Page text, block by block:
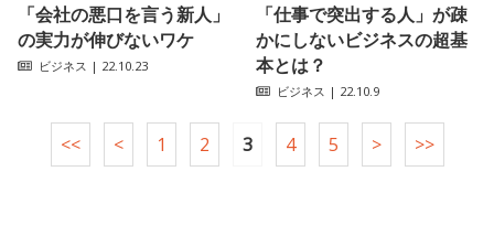
「会社の悪口を言う新人」
の実力が伸びないワケ
ビジネス | 22.10.23
「仕事で突出する人」が疎
かにしないビジネスの超基
本とは？
ビジネス | 22.10.9
<< < 1 2 3 4 5 > >>